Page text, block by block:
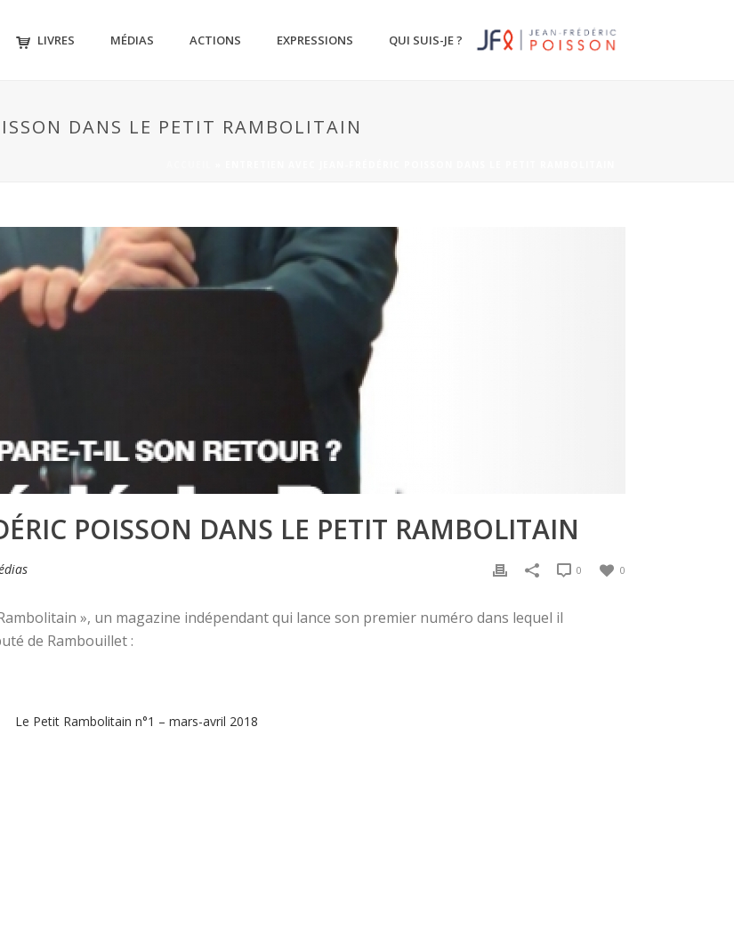
QUI SUIS-JE ?
EXPRESSIONS
ACTIONS
MÉDIAS
LIVRES
DANS LE PETIT RAMBOLITAIN
POISSON DANS LE PETIT RAMBOLITAIN
0
0
», un magazine indépendant qui lance son premier numéro dans lequel il
de Rambouillet :
Le Petit Rambolitain n°1 – mars-avril 2018